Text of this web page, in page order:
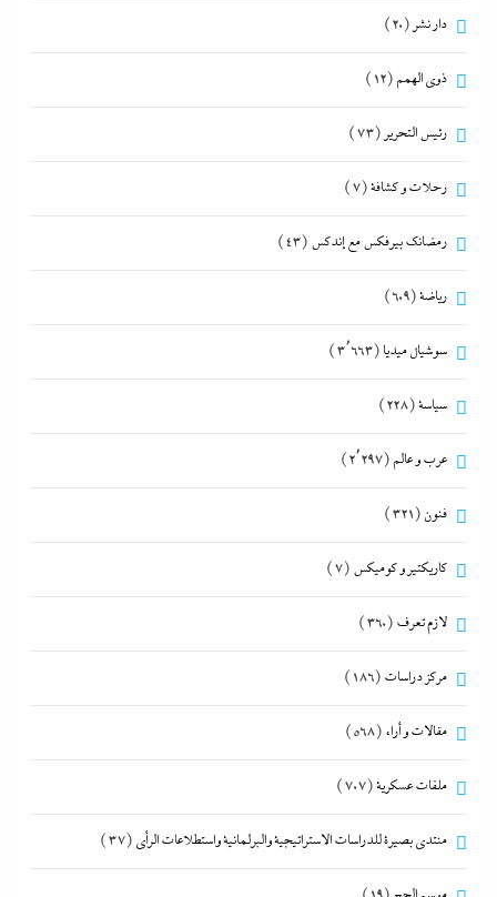
دار نشر (20)
ذوى الهمم (12)
رئيس التحرير (73)
رحلات و كشافة(7)
رمضانك بيرفكس مع إندكس (43)
رياضة(609)
سوشيال ميديا (3٬663)
سياسة(228)
عرب و عالم (2٬297)
فنون (321)
كاريكتير و كوميكس (7)
لازم تعرف (360)
مركز دراسات (186)
مقالات و أراء (568)
ملفات عسكرية(707)
منتدى بصيرة للدراسات الاستراتيجية والبرلمانية واستطلاعات الرأى (37)